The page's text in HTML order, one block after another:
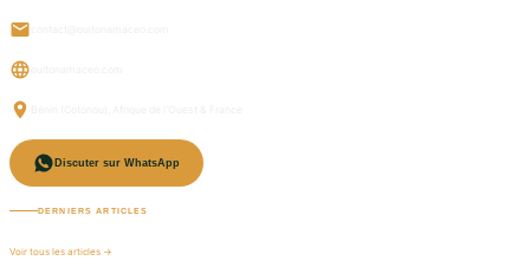
Discuter sur WhatsApp
DERNIERS ARTICLES
Voir tous les articles →